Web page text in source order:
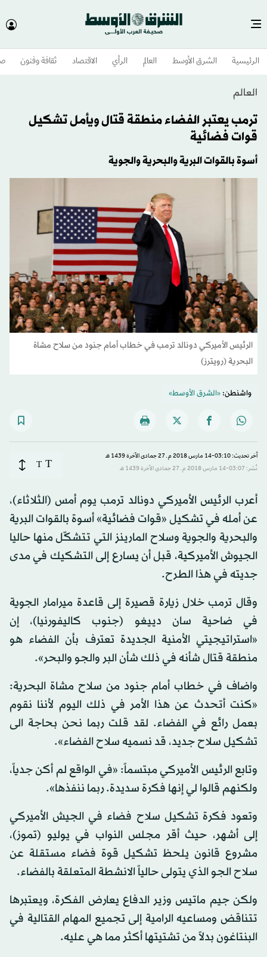
الرئيسية الشرق الأوسط​ العالم الرأي الاقتصاد ثقافة وفنون
العالم
ترمب يعتبر الفضاء منطقة قتال ويأمل تشكيل
قوات فضائية
أسوة بالقوات البرية والبحرية والجوية
الرئيس الأميركي دونالد ترمب في خطاب أمام جنود من سلاح مشاة
البحرية (رويترز)
واشنطن:«الشرق الأوسط»
آخر تحديث: 03:10-14 مارس 2018 م ـ 27 جمادى الآخرة 1439 هـ
نُشر: 03:07-14 مارس 2018 م ـ 27 جمادى الآخرة 1439 هـ
T
T
أعرب الرئيس الأميركي دونالد ترمب يوم أمس (الثلاثاء)،
عن أمله في تشكيل «قوات فضائية» أسوة بالقوات البرية
والبحرية والجوية وسلاح المارينز التي تتشكّل منها حاليا
الجيوش الأميركية، قبل أن يسارع إلى التشكيك في مدى
جديته في هذا الطرح.
وقال ترمب خلال زيارة قصيرة إلى قاعدة ميرامار الجوية
في ضاحية سان دييغو (جنوب كاليفورنيا)، إن
«استراتيجيتي الأمنية الجديدة تعترف بأن الفضاء هو
منطقة قتال شأنه في ذلك شأن البر والجو والبحر».
واضاف في خطاب أمام جنود من سلاح مشاة البحرية:
«كنت أتحدث عن هذا الأمر في ذلك اليوم لأننا نقوم
بعمل رائع في الفضاء. لقد قلت ربما نحن بحاجة الى
تشكيل سلاح جديد، قد نسميه سلاح الفضاء».
وتابع الرئيس الأميركي مبتسماً: «في الواقع لم أكن جدياً،
ولكنهم قالوا لي إنها فكرة سديدة. ربما ننفذها».
وتعود فكرة تشكيل سلاح فضاء في الجيش الأميركي
إلى أشهر، حيث أقر مجلس النواب في يوليو (تموز)،
مشروع قانون يلحظ تشكيل قوة فضاء مستقلة عن
سلاح الجو الذي يتولى حالياً الانشطة المتعلقة بالفضاء.
ولكن جيم ماتيس وزير الدفاع يعارض الفكرة، ويعتبرها
تتناقض ومساعيه الرامية إلى تجميع المهام القتالية في
البنتاغون بدلاً من تشتيتها أكثر مما هي عليه.